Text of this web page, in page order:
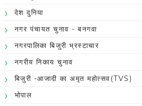
देश दुनिया
नगर पंचायत चुनाव - बनगवा
नगरपालिका बिजुरी भ्रस्टाचार
नगरीय निकाय चुनाव
बिजुरी -आजादी का अमृत महोत्सव(TVS)
भोपाल